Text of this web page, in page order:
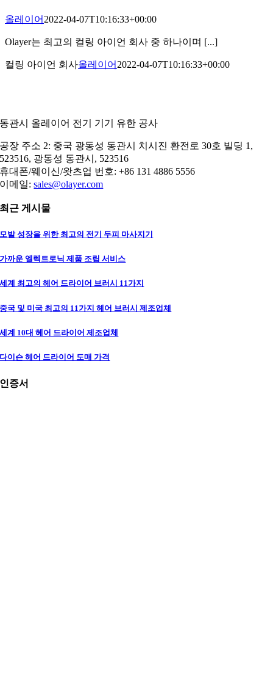
올레이어 2022-04-07T10:16:33+00:00
Olayer는 최고의 컬링 아이언 회사 중 하나이며 [...]
컬링 아이언 회사올레이어 2022-04-07T10:16:33+00:00
동관시 올레이어 전기 기기 유한 공사
공장 주소 2: 중국 광동성 동관시 치시진 환전로 30호 빌딩 1,
523516, 광동성 동관시, 523516
휴대폰/웨이신/왓츠업 번호: +86 131 4886 5556
이메일:sales@olayer.com
최근 게시물
모발 성장을 위한 최고의 전기 두피 마사지기
가까운 엘렉트로닉 제품 조립 서비스
세계 최고의 헤어 드라이어 브러시 11가지
중국 및 미국 최고의 11가지 헤어 브러시 제조업체
세계 10대 헤어 드라이어 제조업체
다이슨 헤어 드라이어 도매 가격
인증서